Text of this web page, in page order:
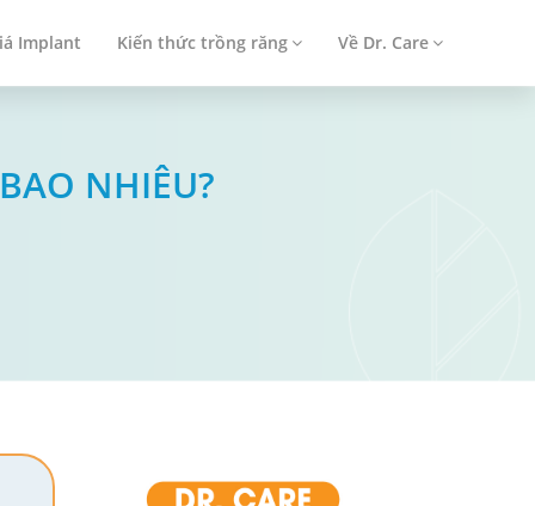
Implant Kiến thức trồng răng Về Dr. Care
NHIÊU?